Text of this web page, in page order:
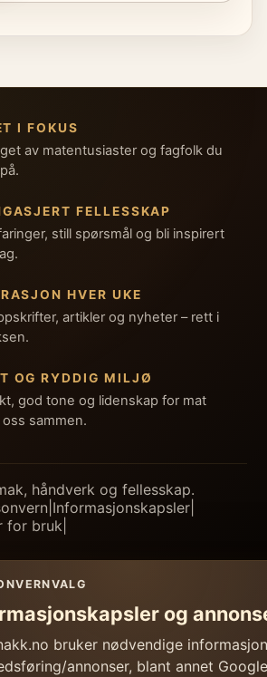
I FOKUS
av matentusiaster og fagfolk du
FELLESSKAP
still spørsmål og bli inspirert
HVER UKE
artikler og nyheter – rett i
OG RYDDIG MILJØ
god tone og lidenskap for mat
sammen.
håndverk og fellesskap.
Informasjonskapsler
for bruk
og
bruker nødvendige
annonser, blant annet